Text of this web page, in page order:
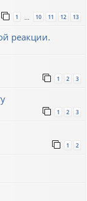
1 10 11 12 13
реакции.
1 2 3
1 2 3
1 2